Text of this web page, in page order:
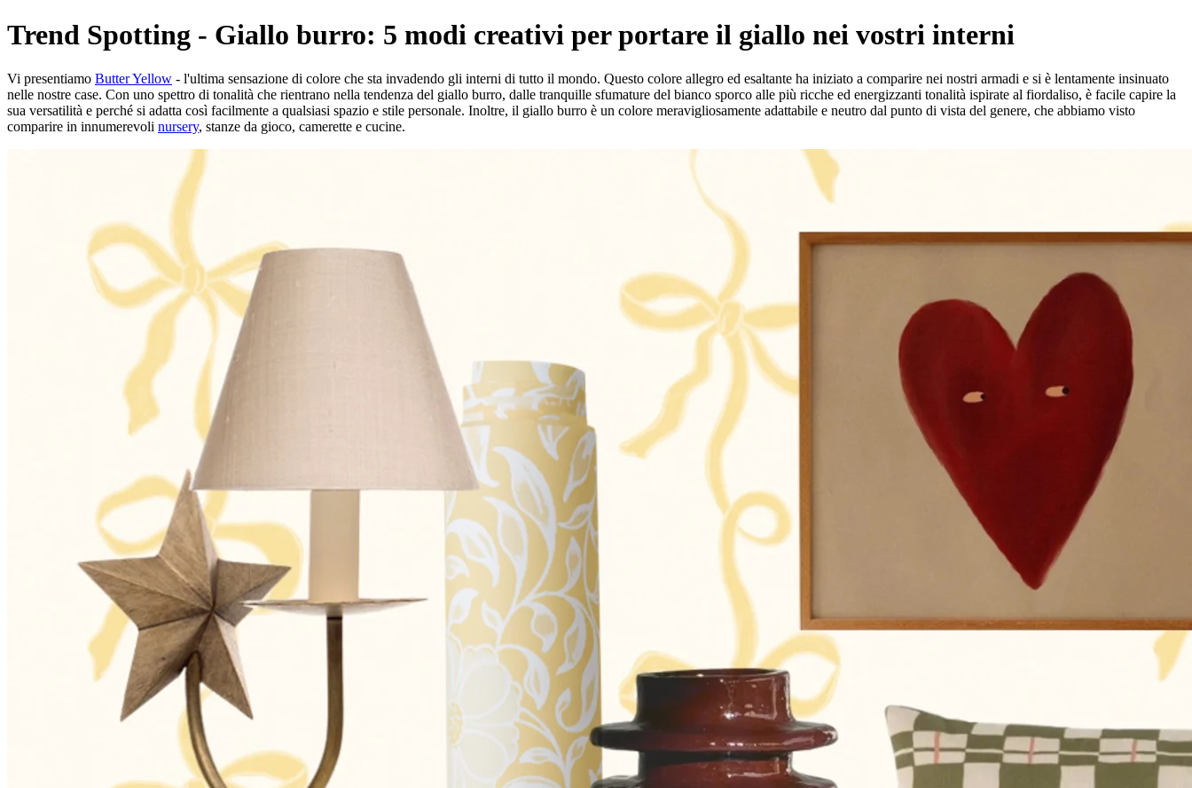
Trend Spotting - Giallo burro: 5 modi creativi per portare il giallo nei vostri interni
Vi presentiamo Butter Yellow - l'ultima sensazione di colore che sta invadendo gli interni di tutto il mondo. Questo colore allegro ed esaltante ha iniziato a comparire nei nostri armadi e si è lentamente insinuato
nelle nostre case. Con uno spettro di tonalità che rientrano nella tendenza del giallo burro, dalle tranquille sfumature del bianco sporco alle più ricche ed energizzanti tonalità ispirate al fiordaliso, è facile capire la
sua versatilità e perché si adatta così facilmente a qualsiasi spazio e stile personale. Inoltre, il giallo burro è un colore meravigliosamente adattabile e neutro dal punto di vista del genere, che abbiamo visto
comparire in innumerevoli nursery, stanze da gioco, camerette e cucine.